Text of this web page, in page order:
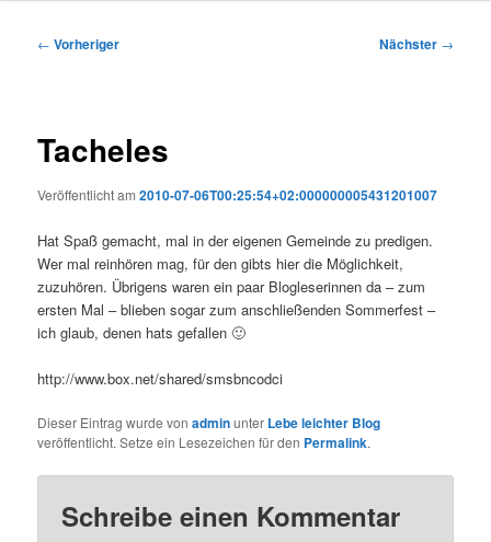
Beitragsnavigation
← Vorheriger Nächster →
Tacheles
Veröffentlicht am2010-07-06T00:25:54+02:000000005431201007
Hat Spaß gemacht, mal in der eigenen Gemeinde zu predigen.
Wer mal reinhören mag, für den gibts hier die Möglichkeit,
zuzuhören. Übrigens waren ein paar Blogleserinnen da – zum
ersten Mal – blieben sogar zum anschließenden Sommerfest –
ich glaub, denen hats gefallen 🙂
http://www.box.net/shared/smsbncodci
Dieser Eintrag wurde vonadminunter Lebe leichter Blog
veröffentlicht. Setze ein Lesezeichen für den Permalink.
Schreibe einen Kommentar